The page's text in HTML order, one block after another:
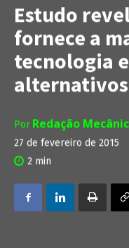
Estudo
fornece a
tecnologia
alternativos
Por Redação
27 de fevereiro de 2015
2 min